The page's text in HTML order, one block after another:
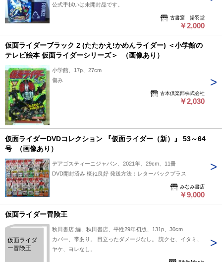
公式手拭いは未開封品です。
古書窟 揚羽堂
￥2,000
仮面ライダーブラック 2 (たたかえ!かめんライダー) ＜小学館の
テレビ絵本 仮面ライダーシリーズ＞ （画像あり）
小学館、17p、27cm
傷み
古本倶楽部株式会社
￥2,030
仮面ライダーDVDコレクション 『仮面ライダー（新）』 53～64
号 （画像あり）
デアゴスティーニジャパン、2021年、29cm、11冊
DVD開封済み 概ね良好 発送方法：レターパックプラス
みなみ書店
￥9,000
仮面ライダー冒険王
仮面ライダ
ー冒険王
秋田書店 編、秋田書店、平性29年初版、131p、30cm
カバー、帯あり。 目立ったダメージなし。 読クセ、イタミ、
ヤケ、ヨレなし。